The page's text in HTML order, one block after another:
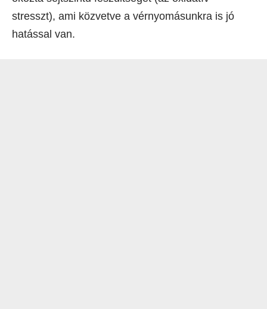
stresszt), ami közvetve a vérnyomásunkra is jó
hatással van.